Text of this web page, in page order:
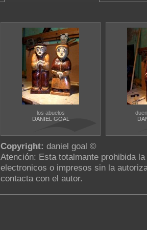
los abuelos
DANIEL GOAL
Copyright: daniel goal ©
Atención: Esta totalmante prohibida
electronicos o impresos sin la
contacta con el autor.